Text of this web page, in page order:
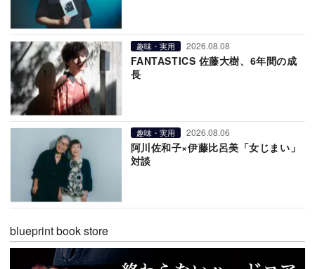
趣味・実用 2026.08.08
FANTASTICS 佐藤大樹、6年間の成
長
趣味・実用 2026.08.06
阿川佐和子×伊藤比呂美「女じまい」
対談
blueprint book store